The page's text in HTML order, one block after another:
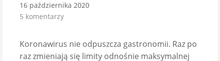
16 października 2020
5 komentarzy
Koronawirus nie odpuszcza gastronomii. Raz po
raz zmieniają się limity odnośnie maksymalnej